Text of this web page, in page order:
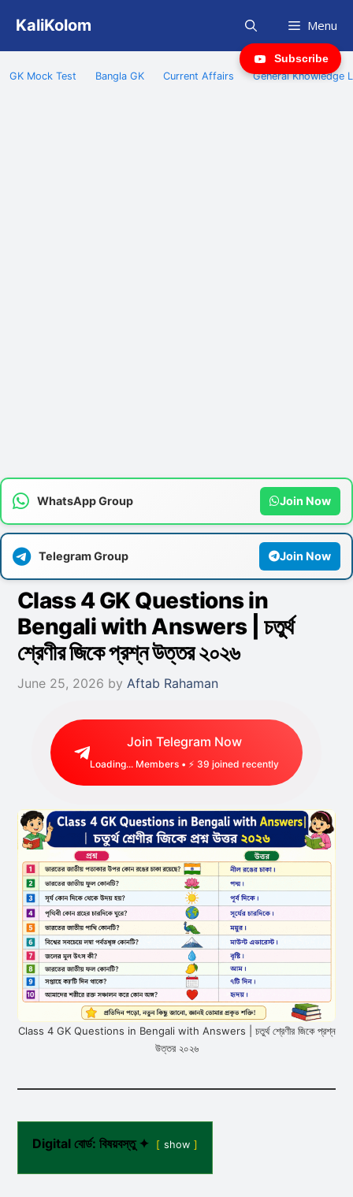
content
KaliKolom Menu
GK Mock Test Bangla GK Current Affairs General Knowledge
WhatsApp Group Join Now
Telegram Group Join Now
Subscribe
Class 4 GK Questions in
Bengali with Answers | চতুর্থ
শ্রেণীর জিকে প্রশ্ন উত্তর ২০২৬
June 25, 2026 by Aftab Rahaman
Join Telegram Now
Loading... Members • ⚡ 39 joined recently
Class 4 GK Questions in Bengali with Answers | চতুর্থ শ্রেণীর জিকে প্রশ্ন
উত্তর ২০২৬
Digital বোর্ড: বিষয়বস্তু ✦ show